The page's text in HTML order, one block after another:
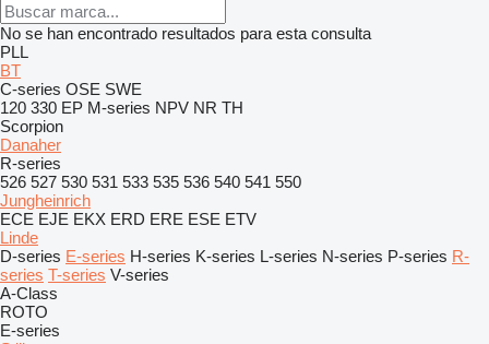
No se han encontrado resultados para esta consulta
PLL
BT
C-series OSE SWE
120 330 EP M-series NPV NR TH
Scorpion
Danaher
R-series
526 527 530 531 533 535 536 540 541 550
Jungheinrich
ECE EJE EKX ERD ERE ESE ETV
Linde
D-series E-series H-series K-series L-series N-series P-series R-
series T-series V-series
A-Class
ROTO
E-series